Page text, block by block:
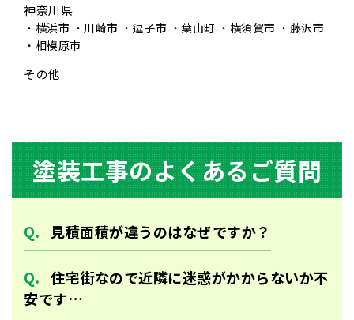
神奈川県
横浜市 川崎市 逗子市 葉山町 横須賀市
藤沢市
相模原市
その他
塗装⼯事のよくあるご質問
⾒積⾯積が違うのはなぜですか？
住宅街なので近隣に迷惑がかからないか不
安です…